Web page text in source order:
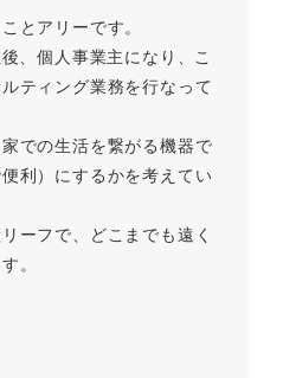
とアリーです。
、個人事業主になり、こ
ティング業務を行なって
での生活を繋がる機器で
利）にするかを考えてい
ーフで、どこまでも遠く
。